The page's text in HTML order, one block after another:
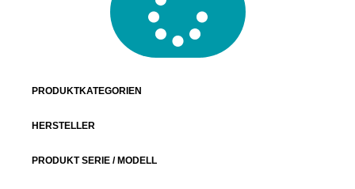
PRODUKTKATEGORIEN
HERSTELLER
PRODUKT SERIE / MODELL